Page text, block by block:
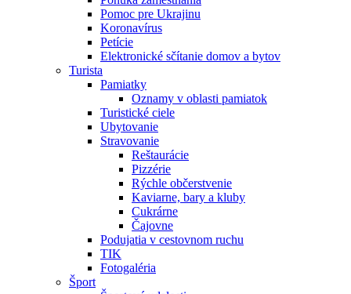
Pomoc pre Ukrajinu
Koronavírus
Petície
Elektronické sčítanie domov a bytov
Turista
Pamiatky
Oznamy v oblasti pamiatok
Turistické ciele
Ubytovanie
Stravovanie
Reštaurácie
Pizzérie
Rýchle občerstvenie
Kaviarne, bary a kluby
Cukrárne
Čajovne
Podujatia v cestovnom ruchu
TIK
Fotogaléria
Šport